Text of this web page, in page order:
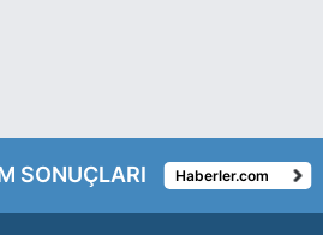
SONUÇLARI Haberler.com